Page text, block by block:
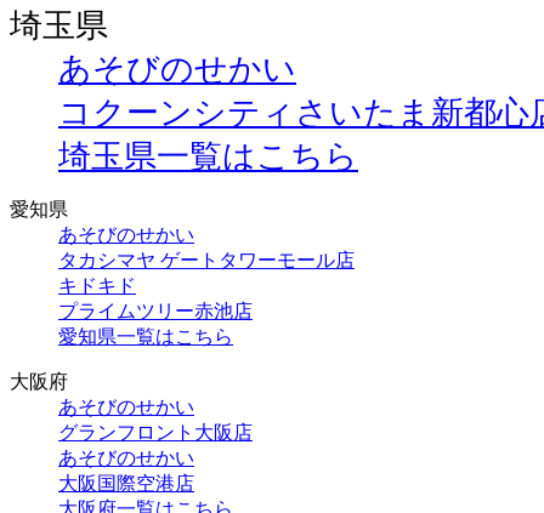
埼玉県
あそびのせかい
コクーンシティさいたま新都心
埼玉県一覧はこちら
愛知県
あそびのせかい
タカシマヤ ゲートタワーモール店
キドキド
プライムツリー赤池店
愛知県一覧はこちら
大阪府
あそびのせかい
グランフロント大阪店
あそびのせかい
大阪国際空港店